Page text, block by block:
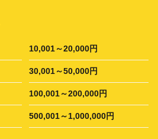
10,001～20,000円
30,001～50,000円
100,001～200,000円
500,001～1,000,000円